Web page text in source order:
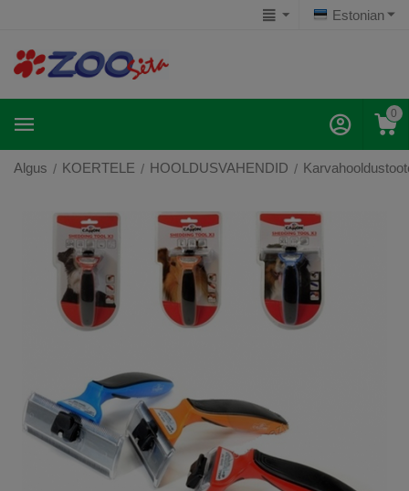
Estonian
0
Algus / KOERTELE / HOOLDUSVAHENDID /